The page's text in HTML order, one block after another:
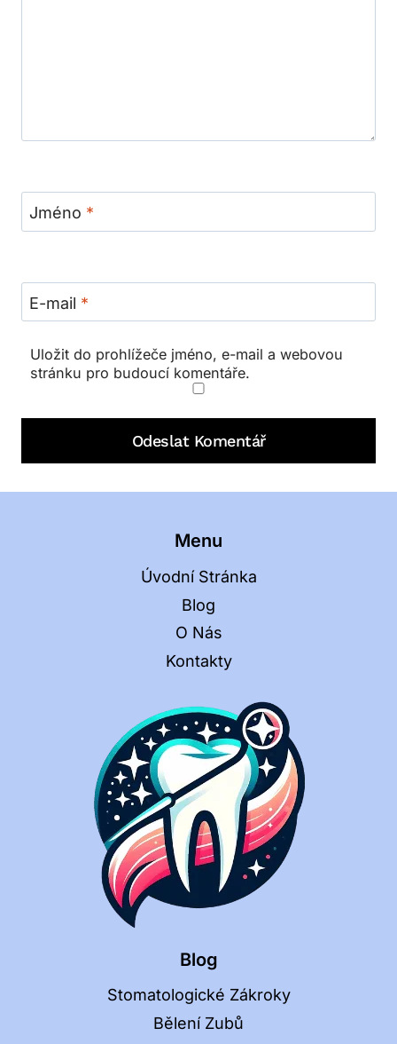
Jméno *
E-mail *
Uložit do prohlížeče jméno, e-mail a webovou
stránku pro budoucí komentáře.
Menu
Úvodní Stránka
Blog
O Nás
Kontakty
Blog
Stomatologické Zákroky
Bělení Zubů